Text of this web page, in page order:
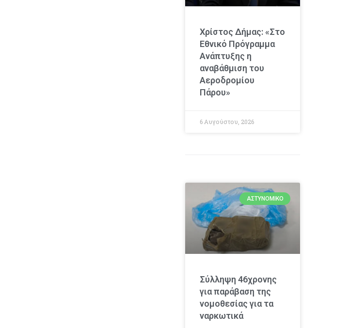
Χρίστος Δήμας: «Στο
Εθνικό Πρόγραμμα
Ανάπτυξης η
αναβάθμιση του
Αεροδρομίου
Πάρου»
6 Αυγούστου, 2026
ΑΣΤΥΝΟΜΙΚΌ
Σύλληψη 46χρονης
για παράβαση της
νομοθεσίας για τα
ναρκωτικά